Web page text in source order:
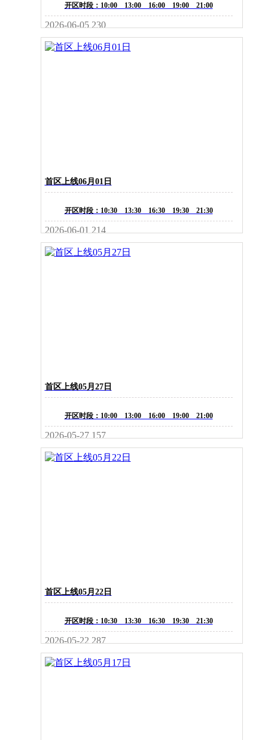
开区时段：10:00 13:00 16:00 19:00 21:00
2026-06-05 230
首区上线06月01日
开区时段：10:30 13:30 16:30 19:30 21:30
2026-06-01 214
首区上线05月27日
开区时段：10:00 13:00 16:00 19:00 21:00
2026-05-27 157
首区上线05月22日
开区时段：10:30 13:30 16:30 19:30 21:30
2026-05-22 287